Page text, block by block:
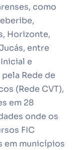
como
Horizonte,
entre
e
Rede de
(Rede CVT),
em 28
onde os
FIC
em municípios